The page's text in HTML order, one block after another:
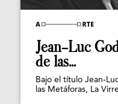
Jean-Luc
de las...
Bajo el título Jean-
las Metáforas, La